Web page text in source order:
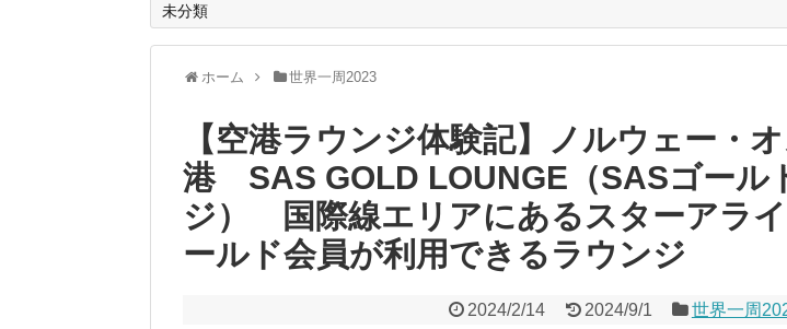
未分類
ホーム 世界一周2023
【空港ラウンジ体験記】ノルウェー・
港 SAS GOLD LOUNGE（SASゴール
ジ） 国際線エリアにあるスターアラ
ールド会員が利用できるラウンジ
2024/2/14 2024/9/1 世界一周